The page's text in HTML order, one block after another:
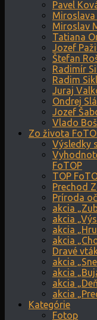
Pavel
Miroslav
Tatiana
Jozef
Štefan
Radimír
Radim
Juraj
Ondrej
Jozef
Vlado
Zo života
Výsledky
FoTOP
TOP
Prechod
Príroda
akcia
akcia
akcia
akcia
Dravé
akcia
akcia
akcia
akcia
Kategórie
Fotop